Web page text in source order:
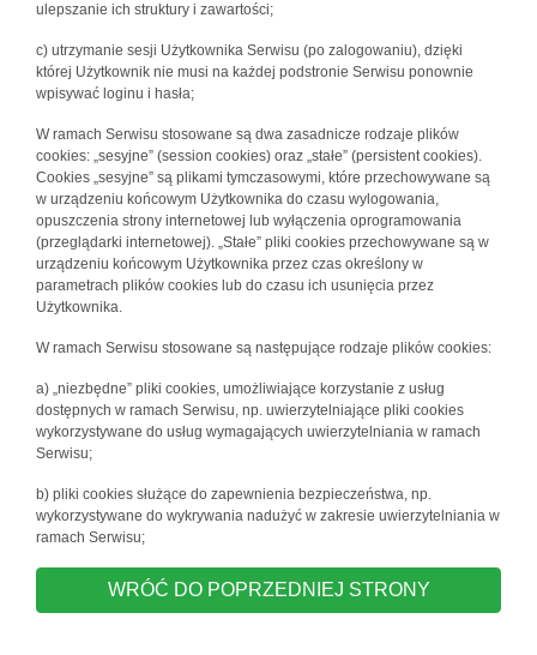
ulepszanie ich struktury i zawartości;
c) utrzymanie sesji Użytkownika Serwisu (po zalogowaniu), dzięki
której Użytkownik nie musi na każdej podstronie Serwisu ponownie
wpisywać loginu i hasła;
W ramach Serwisu stosowane są dwa zasadnicze rodzaje plików
cookies: „sesyjne” (session cookies) oraz „stałe” (persistent cookies).
Cookies „sesyjne” są plikami tymczasowymi, które przechowywane są
w urządzeniu końcowym Użytkownika do czasu wylogowania,
opuszczenia strony internetowej lub wyłączenia oprogramowania
(przeglądarki internetowej). „Stałe” pliki cookies przechowywane są w
urządzeniu końcowym Użytkownika przez czas określony w
parametrach plików cookies lub do czasu ich usunięcia przez
Użytkownika.
W ramach Serwisu stosowane są następujące rodzaje plików cookies:
a) „niezbędne” pliki cookies, umożliwiające korzystanie z usług
dostępnych w ramach Serwisu, np. uwierzytelniające pliki cookies
wykorzystywane do usług wymagających uwierzytelniania w ramach
Serwisu;
b) pliki cookies służące do zapewnienia bezpieczeństwa, np.
wykorzystywane do wykrywania nadużyć w zakresie uwierzytelniania w
ramach Serwisu;
WRÓĆ DO POPRZEDNIEJ STRONY